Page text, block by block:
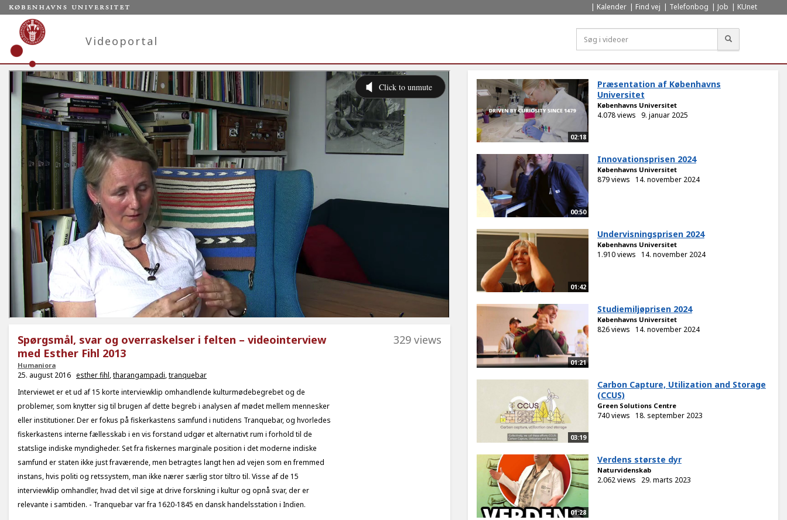
Kalender Find vej Telefonbog Job KUnet
Videoportal
Spørgsmål, svar og overraskelser i felten – videointerview
med Esther Fihl 2013
Humaniora
329 views
25. august 2016 esther fihl,tharangampadi,tranquebar
Interviewet er et ud af 15 korte interviewklip omhandlende kulturmødebegrebet og de
problemer, som knytter sig til brugen af dette begreb i analysen af mødet mellem mennesker
eller institutioner. Der er fokus på fiskerkastens samfund i nutidens Tranquebar, og hvorledes
fiskerkastens interne fællesskab i en vis forstand udgør et alternativt rum i forhold til de
statslige indiske myndigheder. Set fra fiskernes marginale position i det moderne indiske
samfund er staten ikke just fraværende, men betragtes langt hen ad vejen som en fremmed
instans, hvis politi og retssystem, man ikke nærer særlig stor tiltro til. Visse af de 15
interviewklip omhandler, hvad det vil sige at drive forskning i kultur og opnå svar, der er
relevante i samtiden. - Tranquebar var fra 1620-1845 en dansk handelsstation i Indien.
02:18
Præsentation af Københavns
Universitet
Københavns Universitet
4.078 views 9. januar 2025
00:50
Innovationsprisen 2024
Københavns Universitet
879 views 14. november 2024
01:42
Undervisningsprisen 2024
Københavns Universitet
1.910 views 14. november 2024
01:21
Studiemiljøprisen 2024
Københavns Universitet
826 views 14. november 2024
03:19
Carbon Capture, Utilization and Storage
(CCUS)
Green Solutions Centre
740 views 18. september 2023
01:28
Verdens største dyr
Naturvidenskab
2.062 views 29. marts 2023